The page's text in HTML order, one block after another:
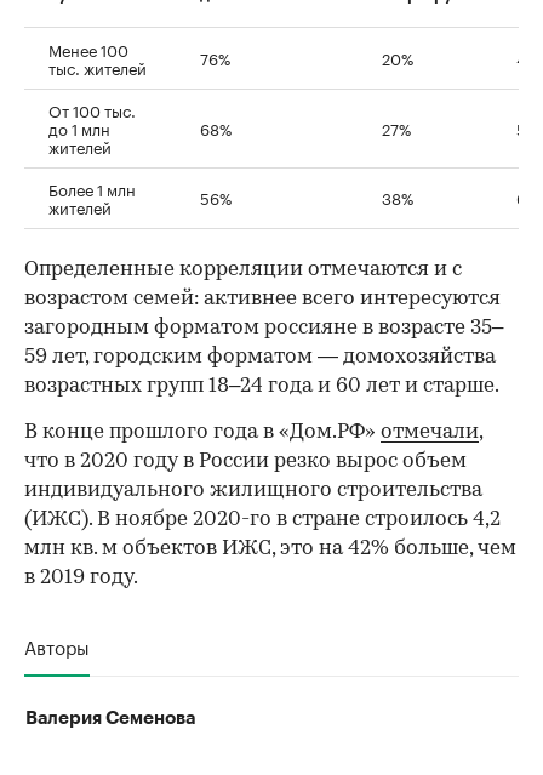
Менее 100
тыс. жителей 76% 20% 4%
От 100 тыс.
до 1 млн
жителей
68% 27% 5%
Более 1 млн
жителей 56% 38% 6%
Определенные корреляции отмечаются и с
возрастом семей: активнее всего интересуются
загородным форматом россияне в возрасте 35–
59 лет, городским форматом — домохозяйства
возрастных групп 18–24 года и 60 лет и старше.
В конце прошлого года в «Дом.РФ» отмечали,
что в 2020 году в России резко вырос объем
индивидуального жилищного строительства
(ИЖС). В ноябре 2020-го в стране строилось 4,2
млн кв. м объектов ИЖС, это на 42% больше, чем
в 2019 году.
Авторы
Валерия Семенова